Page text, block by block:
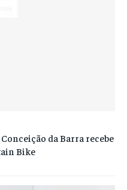
da Barra recebe
Bike